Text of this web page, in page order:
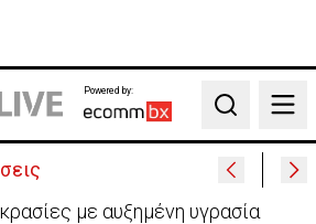
Powered by:
Search
με αυξημένη υγρασία